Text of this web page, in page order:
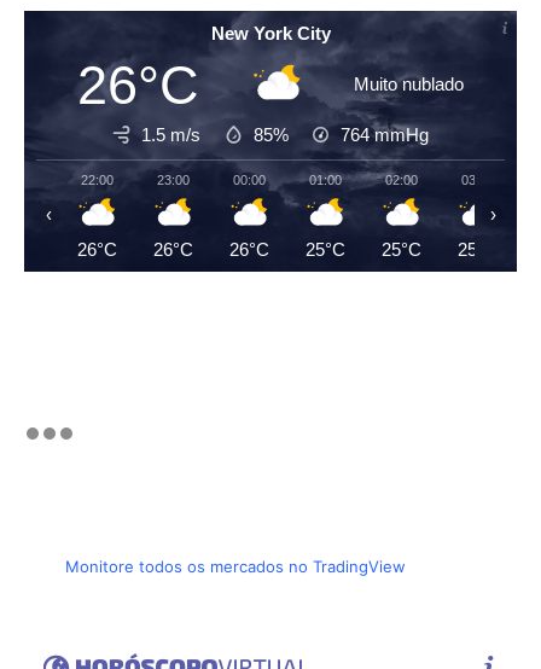
New York City
26°C Muito nublado
1.5 m/s 85% 764mmHg
22:00
26°C
23:00
26°C
00:00
26°C
01:00
25°C
02:00
25°C
03:00
25°C
‹ ›
Monitore todos os mercados no TradingView